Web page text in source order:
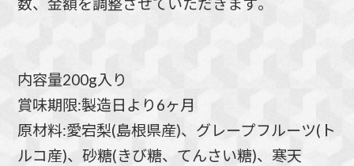
数、金額を調整させていただきます。
内容量200g入り
賞味期限:製造日より6ヶ月
原材料:愛宕梨(島根県産)、グレープフルーツ(ト
ルコ産)、砂糖(きび糖、てんさい糖)、寒天